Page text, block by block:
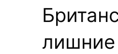
лишние